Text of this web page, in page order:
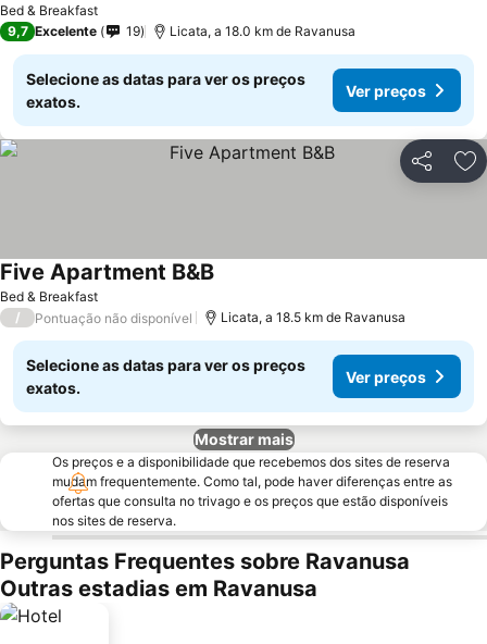
Bed & Breakfast
9,7 Excelente 19 Licata, a 18.0 km de Ravanusa
Selecione as datas para ver os preços
exatos.
Ver preços
Partilhar
Bed & Breakfast
Five Apartment B&B
/ Pontuação não disponível Licata, a 18.5 km de Ravanusa
Selecione as datas para ver os preços
exatos.
Ver preços
Mostrar mais
Os preços e a disponibilidade que recebemos dos sites de reserva
mudam frequentemente. Como tal, pode haver diferenças entre as
ofertas que consulta no trivago e os preços que estão disponíveis
nos sites de reserva.
Perguntas Frequentes sobre Ravanusa
Outras estadias em Ravanusa